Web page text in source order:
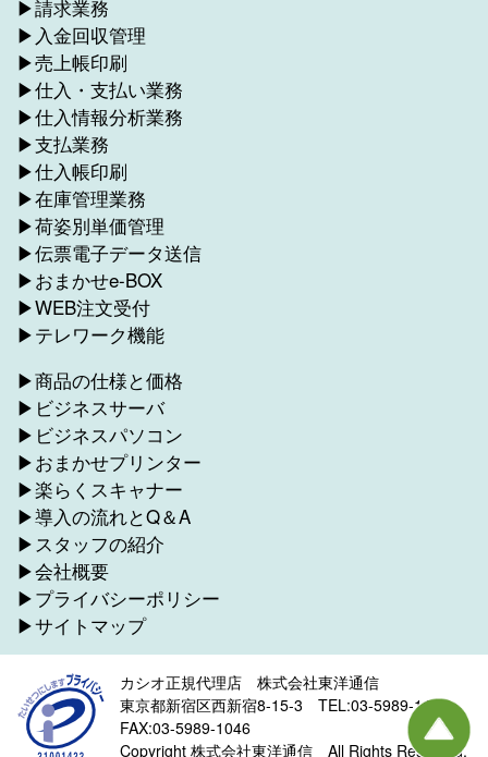
▶請求業務
▶入金回収管理
▶売上帳印刷
▶仕入・支払い業務
▶仕入情報分析業務
▶支払業務
▶仕入帳印刷
▶在庫管理業務
▶荷姿別単価管理
▶伝票電子データ送信
▶おまかせe-BOX
▶WEB注文受付
▶テレワーク機能
▶商品の仕様と価格
▶ビジネスサーバ
▶ビジネスパソコン
▶おまかせプリンター
▶楽らくスキャナー
▶導入の流れとQ＆A
▶スタッフの紹介
▶会社概要
▶プライバシーポリシー
▶サイトマップ
カシオ正規代理店 株式会社東洋通信
東京都新宿区西新宿8-15-3 TEL:03-5989-1045
FAX:03-5989-1046
Copyright 株式会社東洋通信 All Rights Reserved.